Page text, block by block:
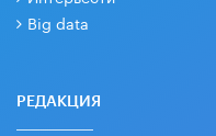
Big data
РЕДАКЦИЯ